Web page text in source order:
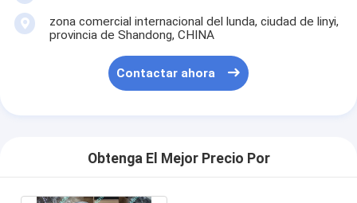
zona comercial internacional del lunda, ciudad de linyi,
provincia de Shandong, CHINA
Contactar ahora
Obtenga El Mejor Precio Por